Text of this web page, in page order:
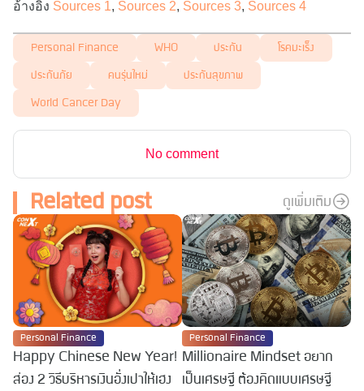
อ้างอิง Sources 1, Sources 2, Sources 3, Sources 4
Personal Finance WHO ประกัน โรคมะเร็ง
ประกันภัย คนรุ่นใหม่ ประกันสุขภาพ
World Cancer Day
No comment
Related post ดูเพิ่มเติม
Personal Finance
Happy Chinese New Year!
ส่อง 2 วิธีบริหารเงินอั่งเปาให้เฮง
Personal Finance
Millionaire Mindset อยาก
เป็นเศรษฐี ต้องคิดแบบเศรษฐี